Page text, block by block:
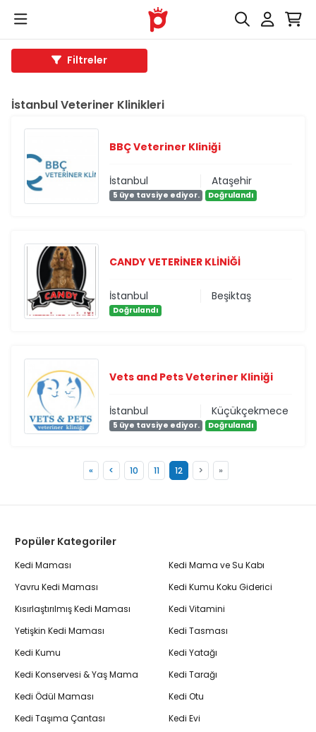
Filtreler
İstanbul Veteriner Klinikleri
BBÇ Veteriner Kliniği
İstanbul Ataşehir
5 üye tavsiye ediyor. Doğrulandı
CANDY VETERİNER KLİNİĞİ
İstanbul Beşiktaş
Doğrulandı
Vets and Pets Veteriner Kliniği
İstanbul Küçükçekmece
5 üye tavsiye ediyor. Doğrulandı
« < 10 11 12 > »
Popüler Kategoriler
Kedi Maması
Yavru Kedi Maması
Kısırlaştırılmış Kedi Maması
Yetişkin Kedi Maması
Kedi Kumu
Kedi Konservesi & Yaş Mama
Kedi Ödül Maması
Kedi Taşıma Çantası
Kedi Mama ve Su Kabı
Kedi Kumu Koku Giderici
Kedi Vitamini
Kedi Tasması
Kedi Yatağı
Kedi Tarağı
Kedi Otu
Kedi Evi